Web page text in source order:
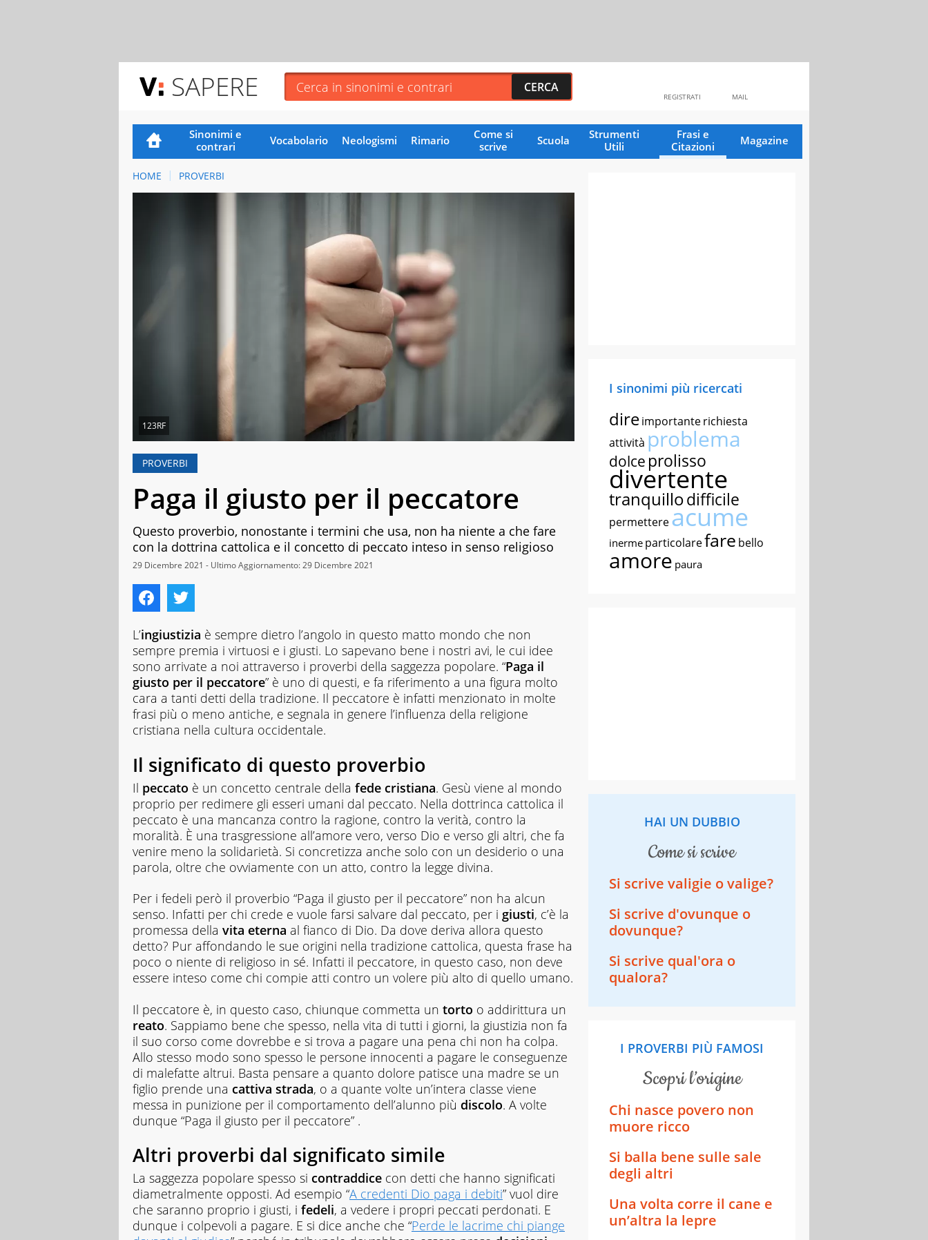
SAPERE MAIL
REGISTRATI
Sinonimi e
contrari
Vocabolario Neologismi Rimario
Come si
scrive
Scuola
Strumenti
Utili
Frasi e
Citazioni
Magazine
HOME PROVERBI
123RF
PROVERBI
Paga il giusto per il peccatore
Questo proverbio, nonostante i termini che usa, non ha niente a che fare
con la dottrina cattolica e il concetto di peccato inteso in senso religioso
29 Dicembre 2021 - Ultimo Aggiornamento: 29 Dicembre 2021
L’ingiustizia è sempre dietro l’angolo in questo matto mondo che non
sempre premia i virtuosi e i giusti. Lo sapevano bene i nostri avi, le cui idee
sono arrivate a noi attraverso i proverbi della saggezza popolare. “Paga il
giusto per il peccatore” è uno di questi, e fa riferimento a una figura molto
cara a tanti detti della tradizione. Il peccatore è infatti menzionato in molte
frasi più o meno antiche, e segnala in genere l’influenza della religione
cristiana nella cultura occidentale.
Il significato di questo proverbio
Il peccato è un concetto centrale della fede cristiana. Gesù viene al mondo
proprio per redimere gli esseri umani dal peccato. Nella dottrinca cattolica il
peccato è una mancanza contro la ragione, contro la verità, contro la
moralità. È una trasgressione all’amore vero, verso Dio e verso gli altri, che fa
venire meno la solidarietà. Si concretizza anche solo con un desiderio o una
parola, oltre che ovviamente con un atto, contro la legge divina.
Per i fedeli però il proverbio “Paga il giusto per il peccatore” non ha alcun
senso. Infatti per chi crede e vuole farsi salvare dal peccato, per i giusti, c’è la
promessa della vita eterna al fianco di Dio. Da dove deriva allora questo
detto? Pur affondando le sue origini nella tradizione cattolica, questa frase ha
poco o niente di religioso in sé. Infatti il peccatore, in questo caso, non deve
essere inteso come chi compie atti contro un volere più alto di quello umano.
Il peccatore è, in questo caso, chiunque commetta un torto o addirittura un
reato. Sappiamo bene che spesso, nella vita di tutti i giorni, la giustizia non fa
il suo corso come dovrebbe e si trova a pagare una pena chi non ha colpa.
Allo stesso modo sono spesso le persone innocenti a pagare le conseguenze
di malefatte altrui. Basta pensare a quanto dolore patisce una madre se un
figlio prende una cattiva strada, o a quante volte un’intera classe viene
messa in punizione per il comportamento dell’alunno più discolo. A volte
dunque “Paga il giusto per il peccatore” .
Altri proverbi dal significato simile
La saggezza popolare spesso si contraddice con detti che hanno significati
diametralmente opposti. Ad esempio “A credenti Dio paga i debiti” vuol dire
che saranno proprio i giusti, i fedeli, a vedere i propri peccati perdonati. E
dunque i colpevoli a pagare. E si dice anche che “Perde le lacrime chi piange
I sinonimi più ricercati
direimportanterichiesta
attività problema
dolce prolisso
divertente
tranquillodifficile
permettereacume
inerme particolarefare bello
amore paura
HAI UN DUBBIO
come si scrive
Si scrive valigie o valige?
Si scrive d'ovunque o
dovunque?
Si scrive qual'ora o
qualora?
I PROVERBI PIÙ FAMOSI
scopri l’origine
Chi nasce povero non
muore ricco
Si balla bene sulle sale
degli altri
Una volta corre il cane e
un’altra la lepre